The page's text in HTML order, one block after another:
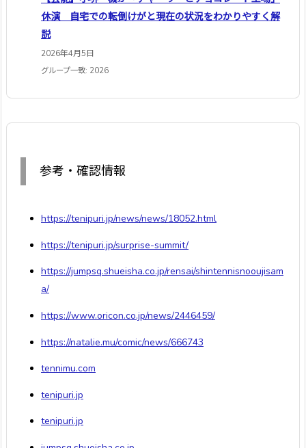
休演 自宅での転倒けがと現在の状況をわかりやすく解
説
2026年4月5日
グループ一致: 2026
参考・確認情報
https://tenipuri.jp/news/news/18052.html
https://tenipuri.jp/surprise-summit/
https://jumpsq.shueisha.co.jp/rensai/shintennisnooujisam
a/
https://www.oricon.co.jp/news/2446459/
https://natalie.mu/comic/news/666743
tennimu.com
tenipuri.jp
tenipuri.jp